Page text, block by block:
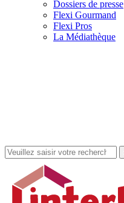
Dossiers de presse
Flexi Gourmand
Flexi Pros
La Médiathèque
Rechercher
dans
site